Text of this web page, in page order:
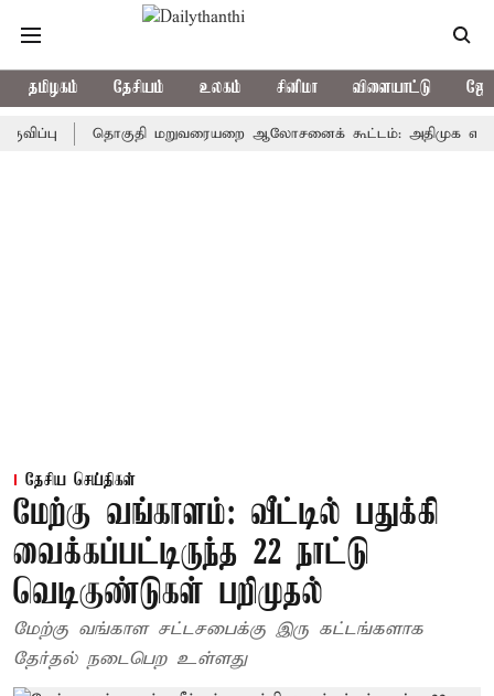
தமிழகம் தேசியம் உலகம் சினிமா விளையாட்டு
தொகுதி மறுவரையறை ஆலோசனைக் கூட்டம்: அதிமுக எம்பிக்கள்
தேசிய செய்திகள்
மேற்கு வங்காளம்: வீட்டில் பதுக்கி
வைக்கப்பட்டிருந்த 22 நாட்டு
வெடிகுண்டுகள் பறிமுதல்
மேற்கு வங்காள சட்டசபைக்கு இரு கட்டங்களாக
தேர்தல் நடைபெற உள்ளது